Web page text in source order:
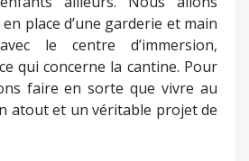
place d’une garderie et main
le centre d’immersion,
qui concerne la cantine. Pour
faire en sorte que vivre au
atout et un véritable projet de